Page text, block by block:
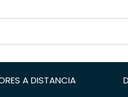
A DISTANCIA